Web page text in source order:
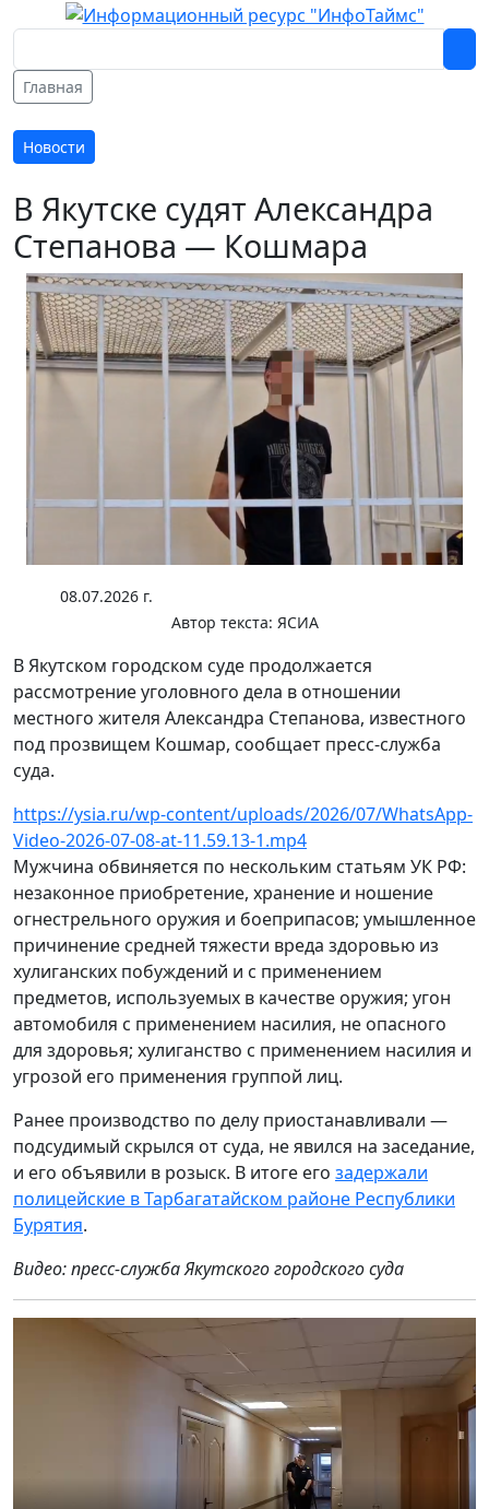
Главная
Новости
В Якутске судят Александра
Степанова — Кошмара
08.07.2026 г.
Автор текста: ЯСИА
В Якутском городском суде продолжается
рассмотрение уголовного дела в отношении
местного жителя Александра Степанова, известного
под прозвищем Кошмар, сообщает пресс-служба
суда.
https://ysia.ru/wp-content/uploads/2026/07/WhatsApp-
Video-2026-07-08-at-11.59.13-1.mp4
Мужчина обвиняется по нескольким статьям УК РФ:
незаконное приобретение, хранение и ношение
огнестрельного оружия и боеприпасов; умышленное
причинение средней тяжести вреда здоровью из
хулиганских побуждений и с применением
предметов, используемых в качестве оружия; угон
автомобиля с применением насилия, не опасного
для здоровья; хулиганство с применением насилия и
угрозой его применения группой лиц.
Ранее производство по делу приостанавливали —
подсудимый скрылся от суда, не явился на заседание,
и его объявили в розыск. В итоге его задержали
полицейские в Тарбагатайском районе Республики
Бурятия.
Видео: пресс-служба Якутского городского суда